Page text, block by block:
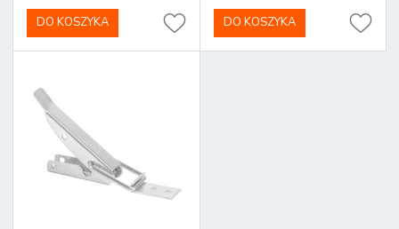
DO KOSZYKA DO KOSZYKA